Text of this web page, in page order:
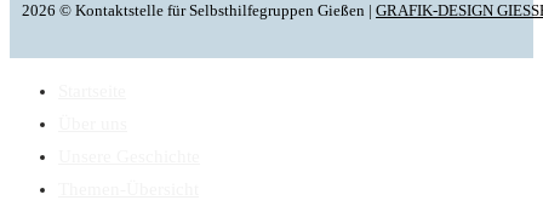
2026 © Kontaktstelle für Selbsthilfegruppen Gießen | GRAFIK-DESIGN